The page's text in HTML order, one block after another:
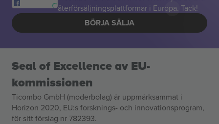
återförsäljningsplattformar i Europa. Tack!
BÖRJA SÄLJA
Seal of Excellence av EU-
kommissionen
Ticombo GmbH (moderbolag) är uppmärksammat i
Horizon 2020, EU:s forsknings- och innovationsprogram,
för sitt förslag nr 782393.